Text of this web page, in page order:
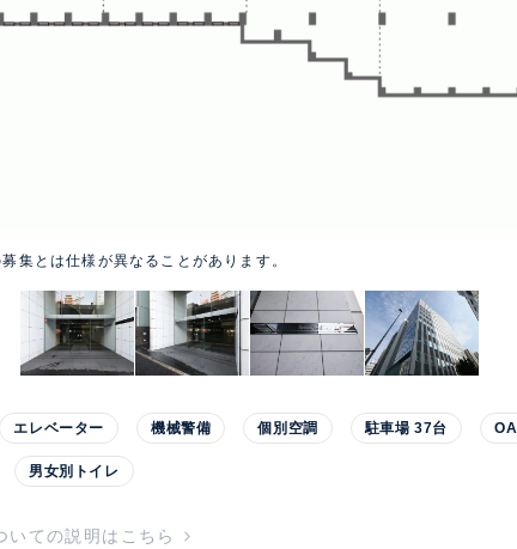
集とは仕様が異なることがあります。
エレベーター 機械警備 個別空調 駐車場 37台
男女別トイレ
いての説明はこちら